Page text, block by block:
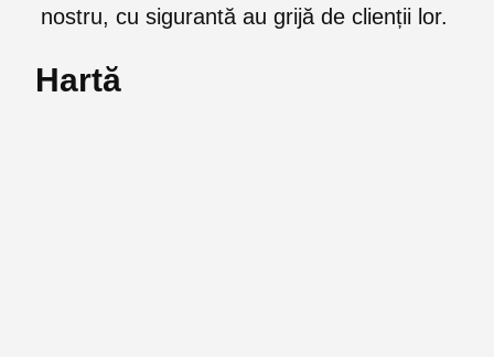
nostru, cu sigurantă au grijă de clienții lor.
Hartă